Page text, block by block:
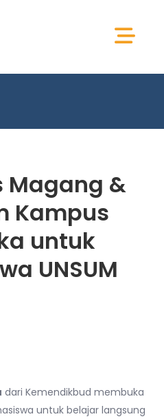
Magang &
Kampus
untuk
UNSUM
dari Kemendikbud membuka
untuk belajar langsung